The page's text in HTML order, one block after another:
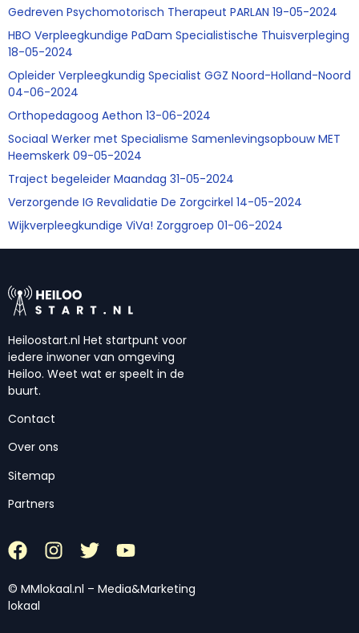
Gedreven Psychomotorisch Therapeut PARLAN 19-05-2024
HBO Verpleegkundige PaDam Specialistische Thuisverpleging
18-05-2024
Opleider Verpleegkundig Specialist GGZ Noord-Holland-Noord
04-06-2024
Orthopedagoog Aethon 13-06-2024
Sociaal Werker met Specialisme Samenlevingsopbouw MET
Heemskerk 09-05-2024
Traject begeleider Maandag 31-05-2024
Verzorgende IG Revalidatie De Zorgcirkel 14-05-2024
Wijkverpleegkundige ViVa! Zorggroep 01-06-2024
Heiloostart.nl Het startpunt voor
iedere inwoner van omgeving
Heiloo. Weet wat er speelt in de
buurt.
Contact
Over ons
Sitemap
Partners
© MMlokaal.nl – Media&Marketing
lokaal